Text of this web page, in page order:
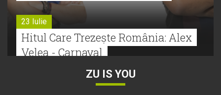
23 Iulie
Hitul Care Trezește România: Alex
Velea - Carnaval
ZU IS YOU